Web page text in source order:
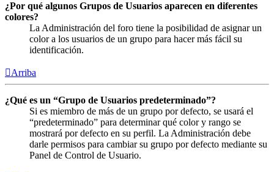
¿Por qué algunos Grupos de Usuarios aparecen en diferentes
colores?
La Administración del foro tiene la posibilidad de asignar un
color a los usuarios de un grupo para hacer más fácil su
identificación.
Arriba
¿Qué es un “Grupo de Usuarios predeterminado”?
Si es miembro de más de un grupo por defecto, se usará el
“predeterminado” para determinar qué color y rango se
mostrará por defecto en su perfil. La Administración debe
darle permisos para cambiar su grupo por defecto mediante su
Panel de Control de Usuario.